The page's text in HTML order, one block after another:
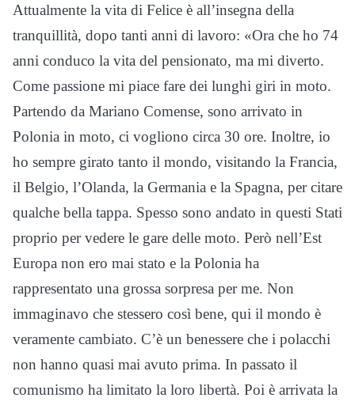
Attualmente la vita di Felice è all’insegna della
tranquillità, dopo tanti anni di lavoro: «Ora che ho 74
anni conduco la vita del pensionato, ma mi diverto.
Come passione mi piace fare dei lunghi giri in moto.
Partendo da Mariano Comense, sono arrivato in
Polonia in moto, ci vogliono circa 30 ore. Inoltre, io
ho sempre girato tanto il mondo, visitando la Francia,
il Belgio, l’Olanda, la Germania e la Spagna, per citare
qualche bella tappa. Spesso sono andato in questi Stati
proprio per vedere le gare delle moto. Però nell’Est
Europa non ero mai stato e la Polonia ha
rappresentato una grossa sorpresa per me. Non
immaginavo che stessero così bene, qui il mondo è
veramente cambiato. C’è un benessere che i polacchi
non hanno quasi mai avuto prima. In passato il
comunismo ha limitato la loro libertà. Poi è arrivata la